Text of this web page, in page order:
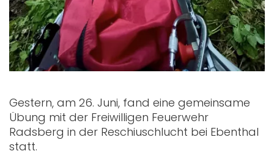
Gestern, am 26. Juni, fand eine gemeinsame
Übung mit der Freiwilligen Feuerwehr
Radsberg in der Reschiuschlucht bei Ebenthal
statt.